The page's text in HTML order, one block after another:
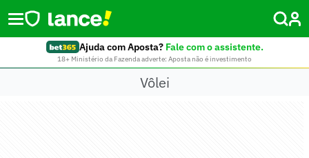
Ajuda com Aposta? Fale com o assistente.
18+ Ministério da Fazenda adverte: Aposta não é investimento
Vôlei